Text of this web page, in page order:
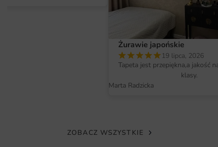
Fototapeta drukowana jest tuszami lateksowymi, które
gwarantują żywe kolory oraz ostre detale. Powierzchnia
nie odbija światła męcząco, dzięki czemu wzór zachowuje
blaknięcie. Materiały mają atesty, więc nadają się także do
Żurawie japońskie
19 lipca, 2026
Tapeta jest przepiękna,a jakość
klasy.
Marta Radzicka
ZOBACZ WSZYSTKIE